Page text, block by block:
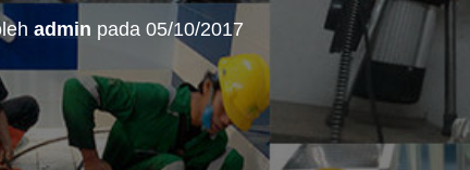
admin pada 05/10/2017